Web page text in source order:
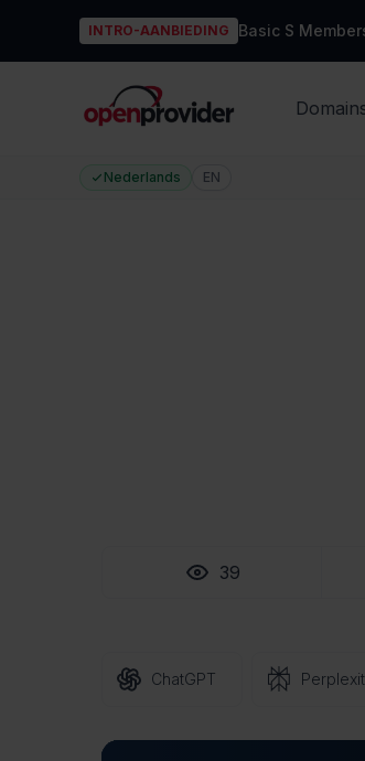
INTRO-AANBIEDING Basic S
OpenProvider
Nederlands EN
39
ChatGPT